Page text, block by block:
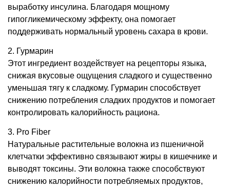
выработку инсулина. Благодаря мощному
гипогликемическому эффекту, она помогает
поддерживать нормальный уровень сахара в крови.
2. Гурмарин
Этот ингредиент воздействует на рецепторы языка,
снижая вкусовые ощущения сладкого и существенно
уменьшая тягу к сладкому. Гурмарин способствует
снижению потребления сладких продуктов и помогает
контролировать калорийность рациона.
3. Pro Fiber
Натуральные растительные волокна из пшеничной
клетчатки эффективно связывают жиры в кишечнике и
выводят токсины. Эти волокна также способствуют
снижению калорийности потребляемых продуктов,